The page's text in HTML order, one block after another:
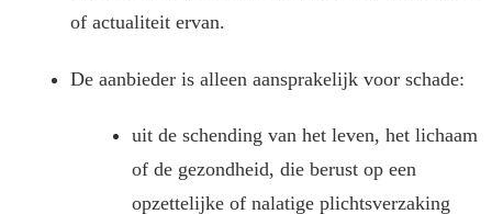
of actualiteit ervan.
De aanbieder is alleen aansprakelijk voor schade:
uit de schending van het leven, het lichaam
of de gezondheid, die berust op een
opzettelijke of nalatige plichtsverzaking